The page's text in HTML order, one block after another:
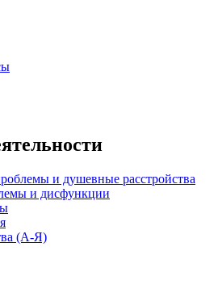
и душевные расстройства
и дисфункции
(А-Я)